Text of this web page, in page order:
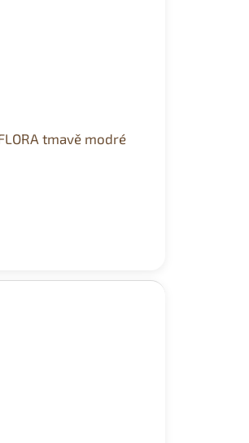
tmavě modré